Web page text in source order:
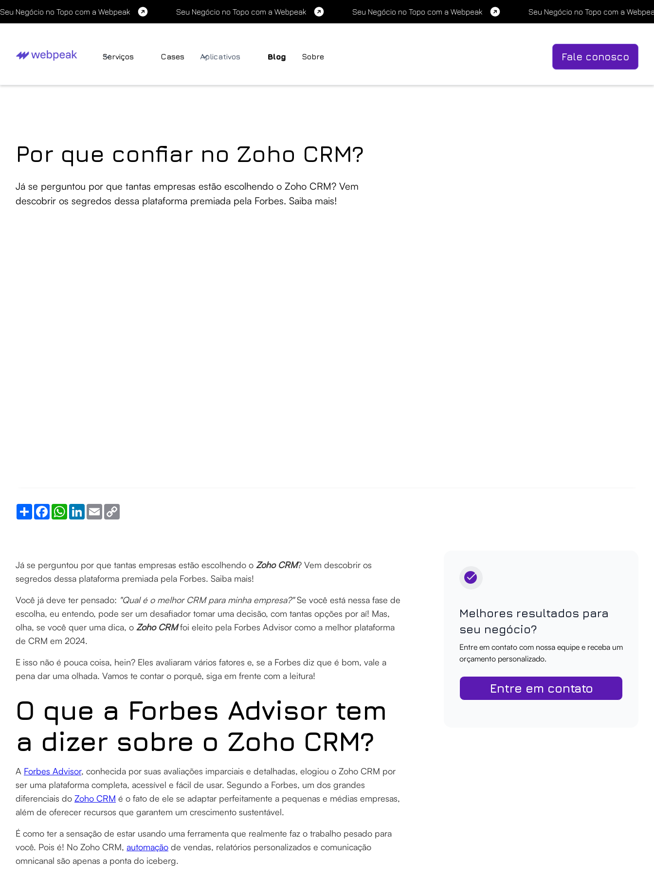
Seu Negócio no Topo com a Webpeak Seu Negócio no Topo com a Webpeak Seu Negócio no Topo com a Webpeak Seu Negócio no Topo com a
Serviços Cases Aplicativos Blog Sobre Fale conosco
Por que confiar no Zoho CRM?
Já se perguntou por que tantas empresas estão escolhendo o Zoho CRM? Vem
descobrir os segredos dessa plataforma premiada pela Forbes. Saiba mais!
Share FacebookWhatsApp
LinkedInEmail
Já se perguntou por que tantas empresas estão escolhendo o Zoho CRM? Vem descobrir os
segredos dessa plataforma premiada pela Forbes. Saiba mais!
Você já deve ter pensado: "Qual é o melhor CRM para minha empresa?"Se você está nessa fase de
escolha, eu entendo, pode ser um desafiador tomar uma decisão, com tantas opções por aí! Mas,
olha, se você quer uma dica, o Zoho CRMfoi eleito pela Forbes Advisor como a melhor plataforma
de CRM em 2024.
E isso não é pouca coisa, hein? Eles avaliaram vários fatores e, se a Forbes diz que é bom, vale a
pena dar uma olhada. Vamos te contar o porquê, siga em frente com a leitura!
O que a Forbes Advisor tem
a dizer sobre o Zoho CRM?
A Forbes Advisor, conhecida por suas avaliações imparciais e detalhadas, elogiou o Zoho CRM por
ser uma plataforma completa, acessível e fácil de usar. Segundo a Forbes, um dos grandes
diferenciais do Zoho CRM é o fato de ele se adaptar perfeitamente a pequenas e médias empresas,
além de oferecer recursos que garantem um crescimento sustentável.
É como ter a sensação de estar usando uma ferramenta que realmente faz o trabalho pesado para
você. Pois é! No Zoho CRM, automação de vendas, relatórios personalizados e comunicação
omnicanal são apenas a ponta do iceberg.
Melhores resultados para
seu negócio?
Entre em contato com nossa equipe e receba um
orçamento personalizado.
Entre em contato